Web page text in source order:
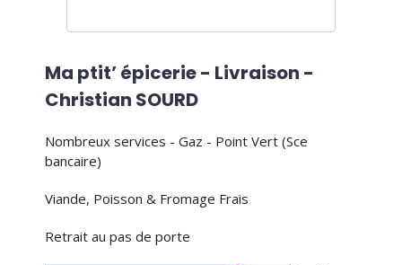
Ma ptit’ épicerie - Livraison -
Christian SOURD
Nombreux services - Gaz - Point Vert (Sce
bancaire)
Viande, Poisson & Fromage Frais
Retrait au pas de porte